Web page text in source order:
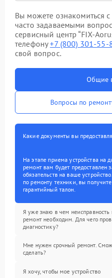
Вы можете ознакомиться
часто задаваемыми
сервисный центр “FIX-
телефону+7 (800) 301-55-
свой вопрос.
Общие
Вопросы по
Какие документы вы
На этапе приема устройства на
ремонт вам будет предоставлен
обязательств на ваше
по ремонту техники, вы
гарантийный талон.
Я уже знаю в чем неисправность
ремонт необходим. Для чего
диагностику?
Мне нужен срочный ремонт.
сделать?
Я хочу, чтобы мое устройство